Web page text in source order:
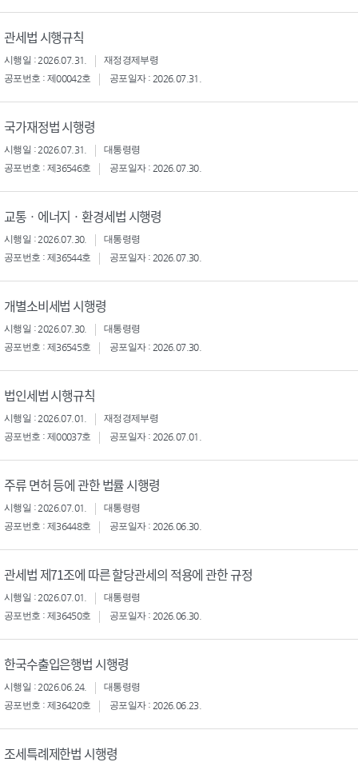
관세법 시행규칙
시행일 : 2026.07.31.
재정경제부령
공포번호 : 제00042호
공포일자 : 2026.07.31.
국가재정법 시행령
시행일 : 2026.07.31.
대통령령
공포번호 : 제36546호
공포일자 : 2026.07.30.
교통ㆍ에너지ㆍ환경세법 시행령
시행일 : 2026.07.30.
대통령령
공포번호 : 제36544호
공포일자 : 2026.07.30.
개별소비세법 시행령
시행일 : 2026.07.30.
대통령령
공포번호 : 제36545호
공포일자 : 2026.07.30.
법인세법 시행규칙
시행일 : 2026.07.01.
재정경제부령
공포번호 : 제00037호
공포일자 : 2026.07.01.
주류 면허 등에 관한 법률 시행령
시행일 : 2026.07.01.
대통령령
공포번호 : 제36448호
공포일자 : 2026.06.30.
관세법 제71조에 따른 할당관세의 적용에 관한 규정
시행일 : 2026.07.01.
대통령령
공포번호 : 제36450호
공포일자 : 2026.06.30.
한국수출입은행법 시행령
시행일 : 2026.06.24.
대통령령
공포번호 : 제36420호
공포일자 : 2026.06.23.
조세특례제한법 시행령